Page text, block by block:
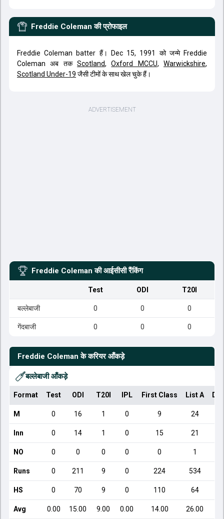
Freddie Coleman की प्रोफाइल
Freddie Coleman batter हैं। Dec 15, 1991 को जन्मे Freddie
Coleman अब तक Scotland,Oxford MCCU,Warwickshire,
Scotland Under-19 जैसी टीमों के साथ खेल चुके हैं।
Freddie Coleman की आईसीसी रैंकिंग
Test ODI T20I
बल्लेबाजी 0 0 0
गेंदबाजी 0 0 0
Freddie Coleman के करियर आँकड़े
बल्लेबाजी आँकड़े
Format Test ODI T20I IPL First Class List A
M 0 16 1 0 9 24
Inn 0 14 1 0 15 21
NO 0 0 0 0 0 1
Runs 0 211 9 0 224 534
HS 0 70 9 0 110 64
Avg 0.00 15.00 9.00 0.00 14.00 26.00